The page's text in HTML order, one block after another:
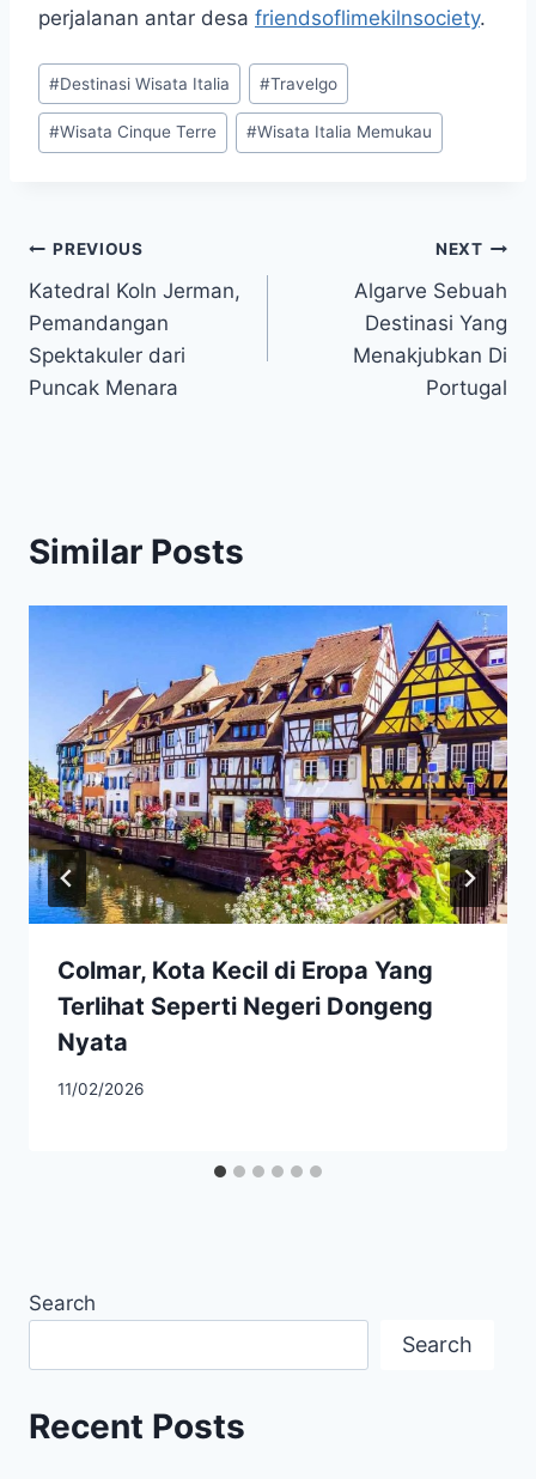
perjalanan antar desa friendsoflimekilnsociety.
Post
Tags:
#Destinasi Wisata Italia #Travelgo
#Wisata Cinque Terre #Wisata Italia Memukau
Post
navigation
PREVIOUS
Katedral Koln Jerman,
Pemandangan
Spektakuler dari
Puncak Menara
NEXT
Algarve Sebuah
Destinasi Yang
Menakjubkan Di
Portugal
Similar Posts
Colmar, Kota Kecil di Eropa Yang
Terlihat Seperti Negeri Dongeng
Nyata
11/02/2026
Search
Search
Recent Posts